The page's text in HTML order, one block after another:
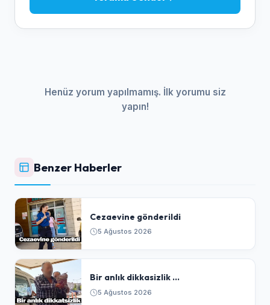
Henüz yorum yapılmamış. İlk yorumu siz
yapın!
Benzer Haberler
Cezaevine gönderildi
5 Ağustos 2026
Bir anlık dikkasizlik ...
5 Ağustos 2026